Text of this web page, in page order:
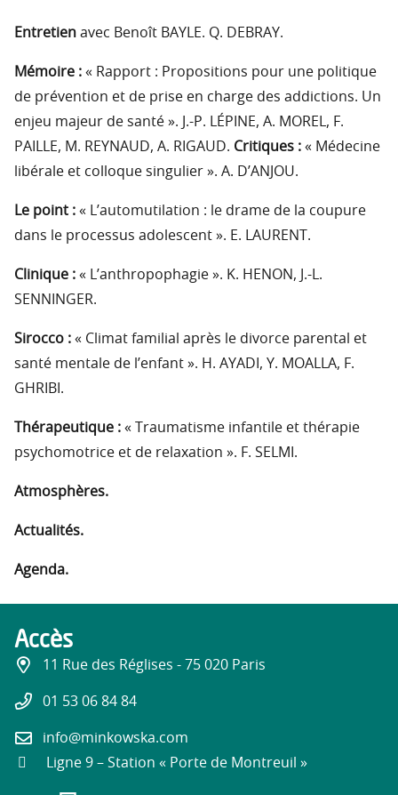
Entretien avec Benoît BAYLE. Q. DEBRAY.
Mémoire : « Rapport : Propositions pour une politique
de prévention et de prise en charge des addictions. Un
enjeu majeur de santé ». J.-P. LÉPINE, A. MOREL, F.
PAILLE, M. REYNAUD, A. RIGAUD. Critiques : « Médecine
libérale et colloque singulier ». A. D’ANJOU.
Le point : « L’automutilation : le drame de la coupure
dans le processus adolescent ». E. LAURENT.
Clinique : « L’anthropophagie ». K. HENON, J.-L.
SENNINGER.
Sirocco : « Climat familial après le divorce parental et
santé mentale de l’enfant ». H. AYADI, Y. MOALLA, F.
GHRIBI.
Thérapeutique : « Traumatisme infantile et thérapie
psychomotrice et de relaxation ». F. SELMI.
Atmosphères.
Actualités.
Agenda.
Accès
11 Rue des Réglises - 75 020 Paris
01 53 06 84 84
info@minkowska.com
Ligne 9 – Station « Porte de Montreuil »